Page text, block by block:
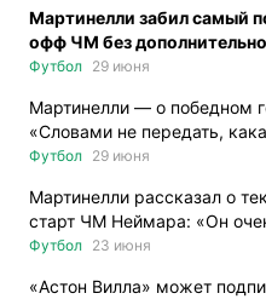
Мартинелли забил самый
офф ЧМ без
Футбол 29 июня
Мартинелли — о победном
«Словами не передать,
Футбол 29 июня
Мартинелли рассказал о
старт ЧМ Неймара: «Он
Футбол 23 июня
«Астон Вилла» может